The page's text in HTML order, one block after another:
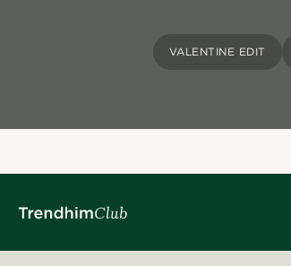
VALENTINE EDIT